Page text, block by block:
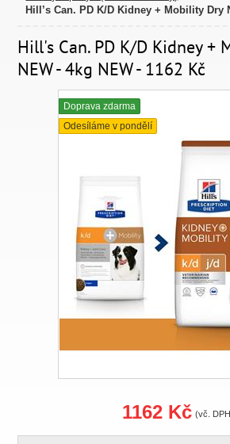
Hill’s Can. PD K/D Kidney + Mobility Dry
Hill's Can. PD K/D Kidney +
NEW - 4kg NEW - 1162 Kč
Doprava zdarma
Odesíláme v pondělí
1162 Kč (vč.